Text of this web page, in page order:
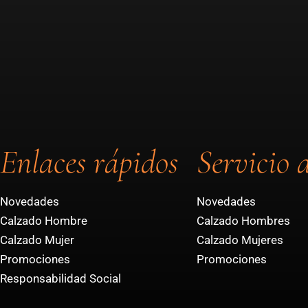
Enlaces rápidos
Novedades
Calzado Hombre
Calzado Mujer
Promociones
Responsabilidad Social
Servicio
Novedades
Calzado Hombres
Calzado Mujeres
Promociones